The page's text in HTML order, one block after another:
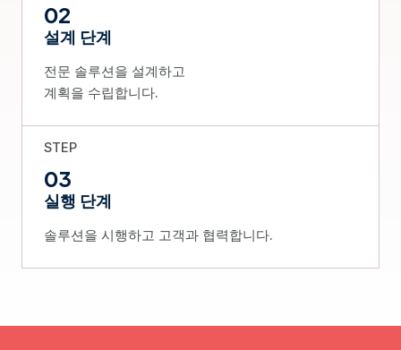
02
설계 단계
전문 솔루션을 설계하고
계획을 수립합니다.
STEP
03
실행 단계
솔루션을 시행하고 고객과 협력합니다.